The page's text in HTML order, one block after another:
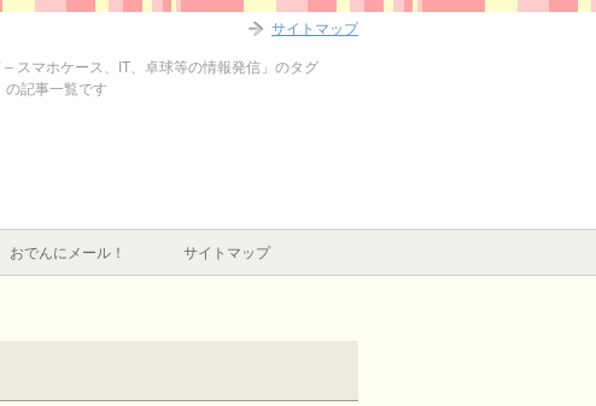
– スマホケース、IT、卓球等の情報発信」のタグ
の記事一覧です
おでんにメール！ サイトマップ
サイトマップ